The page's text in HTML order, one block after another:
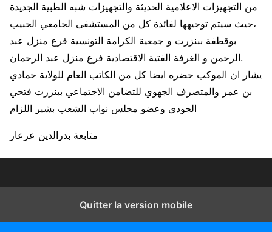
من التجهيزات الاعلامية الحديثة والتجهيزات شبه الطبية الجديدة
،حيث سيتم توجيهها لفائدة كل من المستشفى الجامعي الحبيب
بوقطفة ببنزرت و جمعية الكرامة التونسية فرع منزل عبد
الرحمن و الغرفة الفتية الاقتصادية فرع منزل عبد الرحمان.
يشار ان الموكب حضره ايضا كل من الكاتب العام للولاية حمادي
بن عمر والمتصرف الجهوي للتضامن الاجتماعي ببنزرت فتحي
الجودي وعضو مجلس نواب الشعب بشير اللزام
متابعة بدرالدين عرعار
Quitter la version mobile